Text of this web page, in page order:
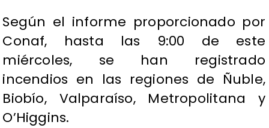
Según el informe proporcionado por
Conaf, hasta las 9:00 de este
miércoles, se han registrado
incendios en las regiones de Ñuble,
Biobío, Valparaíso, Metropolitana y
O’Higgins.